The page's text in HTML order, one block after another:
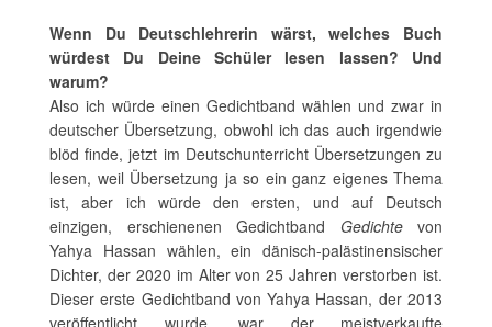
Wenn Du Deutschlehrerin wärst, welches Buch
würdest Du Deine Schüler lesen lassen? Und
warum?
Also ich würde einen Gedichtband wählen und zwar in
deutscher Übersetzung, obwohl ich das auch irgendwie
blöd finde, jetzt im Deutschunterricht Übersetzungen zu
lesen, weil Übersetzung ja so ein ganz eigenes Thema
ist, aber ich würde den ersten, und auf Deutsch
einzigen, erschienenen Gedichtband Gedichtevon
Yahya Hassan wählen, ein dänisch-palästinensischer
Dichter, der 2020 im Alter von 25 Jahren verstorben ist.
Dieser erste Gedichtband von Yahya Hassan, der 2013